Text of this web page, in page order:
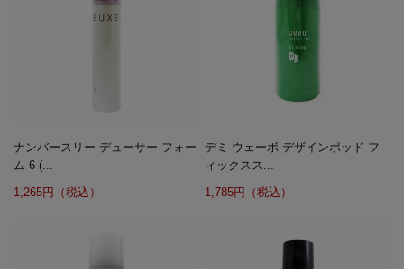
ナンバースリー デューサー フォー
ム 6 (...
1,265円（税込）
デミ ウェーボ デザインポッド フ
ィックスス...
1,785円（税込）